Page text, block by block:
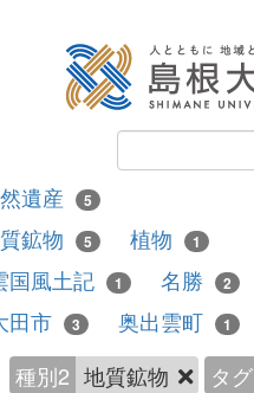
遺産 5
鉱物 5 植物 1
国風土記 1 名勝 2
田市 3 奥出雲町 1
種別2 地質鉱物 タグ